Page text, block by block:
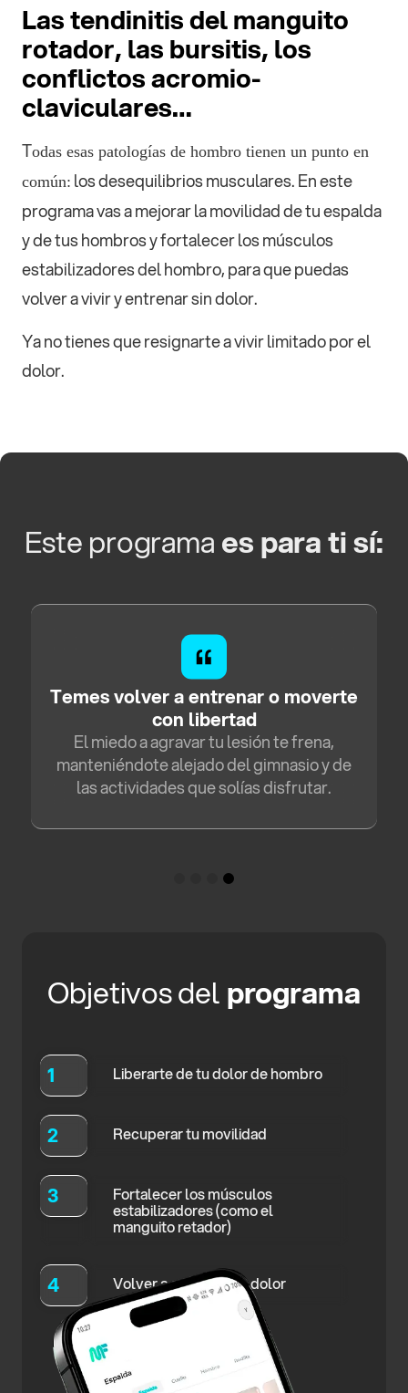
Las tendinitis del manguito
rotador, las bursitis, los
conflictos acromio-
claviculares…
Todas esas patologías de hombro tienen un punto en
común: los desequilibrios musculares. En este
programa vas a mejorar la movilidad de tu espalda
y de tus hombros y fortalecer los músculos
estabilizadores del hombro, para que puedas
volver a vivir y entrenar sin dolor.
Ya no tienes que resignarte a vivir limitado por el
dolor.
Este programaes para ti sí:
Temes volver a entrenar o moverte
con libertad
El miedo a agravar tu lesión te frena,
manteniéndote alejado del gimnasio y de
las actividades que solías disfrutar.
Objetivos delprograma
1 Liberarte de tu dolor de hombro
2 Recuperar tu movilidad
3 Fortalecer los músculos
estabilizadores (como el
manguito retador)
4 Volver a entrenar sin dolor